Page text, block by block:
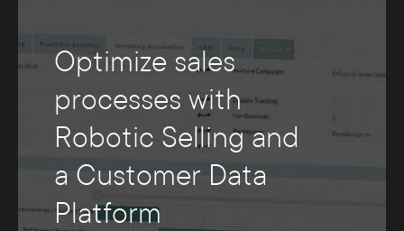
Optimize sales
processes with
Robotic Selling and
a Customer Data
Platform